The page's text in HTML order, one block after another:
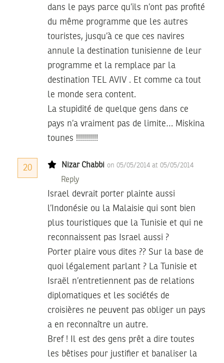
dans le pays parce qu’ils n’ont pas profité
du même programme que les autres
touristes, jusqu’à ce que ces navires
annule la destination tunisienne de leur
programme et la remplace par la
destination TEL AVIV . Et comme ca tout
le monde sera content.
La stupidité de quelque gens dans ce
pays n’a vraiment pas de limite… Miskina
tounes !!!!!!!!!!!
20 Nizar Chabbi on 05/05/2014 at 05/05/2014
Reply
Israel devrait porter plainte aussi
l’Indonésie ou la Malaisie qui sont bien
plus touristiques que la Tunisie et qui ne
reconnaissent pas Israel aussi ?
Porter plaire vous dites ?? Sur la base de
quoi légalement parlant ? La Tunisie et
Israël n’entretiennent pas de relations
diplomatiques et les sociétés de
croisières ne peuvent pas obliger un pays
a en reconnaître un autre.
Bref ! Il est des gens prêt a dire toutes
les bêtises pour justifier et banaliser la